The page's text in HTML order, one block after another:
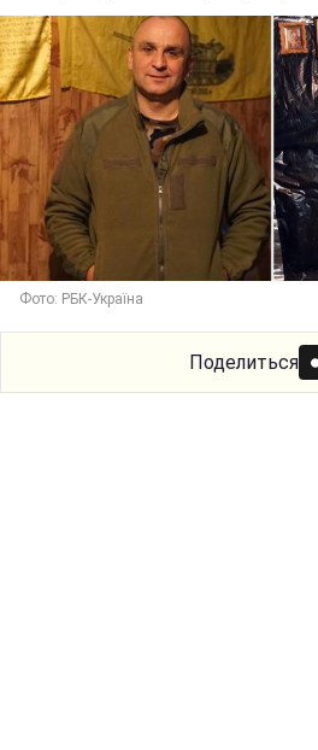
Фото: РБК-Україна
Поделиться